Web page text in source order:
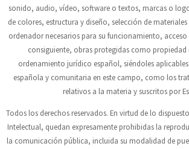
sonido, audio, vídeo, software o textos, marcas o
de colores, estructura y diseño, selección de
ordenador necesarios para su funcionamiento, acceso
consiguiente, obras protegidas como propiedad
ordenamiento jurídico español, siéndoles
española y comunitaria en este campo, como los
relativos a la materia y suscritos por
Todos los derechos reservados. En virtud de lo
Intelectual, quedan expresamente prohibidas la
la comunicación pública, incluida su modalidad de